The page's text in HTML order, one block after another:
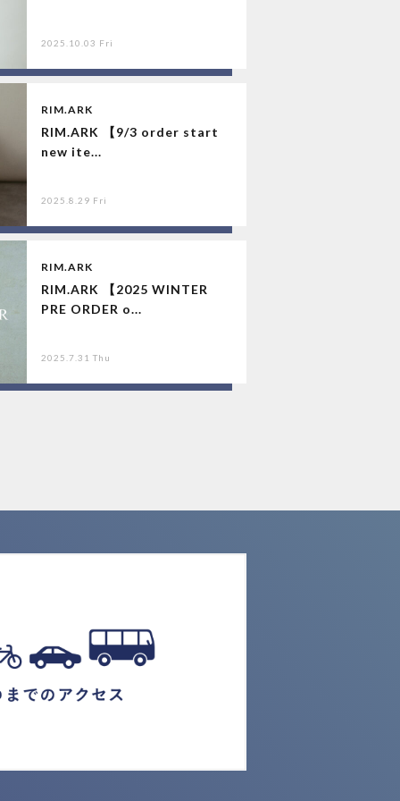
2025.10.03 Fri
RIM.ARK
RIM.ARK 【9/3 order start
new ite...
2025.8.29 Fri
RIM.ARK
RIM.ARK 【2025 WINTER
PRE ORDER o...
2025.7.31 Thu